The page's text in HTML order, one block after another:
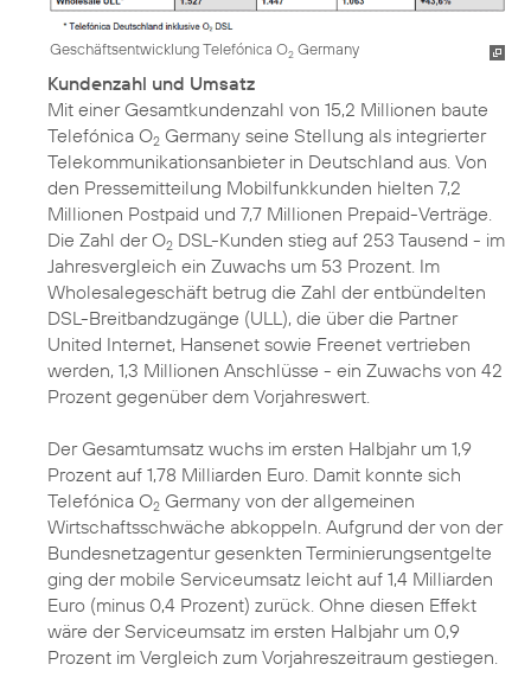
Geschäftsentwicklung Telefónica O2 Germany
Kundenzahl und Umsatz
Mit einer Gesamtkundenzahl von 15,2 Millionen baute
Telefónica O2 Germany seine Stellung als integrierter
Telekommunikationsanbieter in Deutschland aus. Von
den Pressemitteilung Mobilfunkkunden hielten 7,2
Millionen Postpaid und 7,7 Millionen Prepaid-Verträge.
Die Zahl der O2 DSL-Kunden stieg auf 253 Tausend - im
Jahresvergleich ein Zuwachs um 53 Prozent. Im
Wholesalegeschäft betrug die Zahl der entbündelten
DSL-Breitbandzugänge (ULL), die über die Partner
United Internet, Hansenet sowie Freenet vertrieben
werden, 1,3 Millionen Anschlüsse - ein Zuwachs von 42
Prozent gegenüber dem Vorjahreswert.
Der Gesamtumsatz wuchs im ersten Halbjahr um 1,9
Prozent auf 1,78 Milliarden Euro. Damit konnte sich
Telefónica O2 Germany von der allgemeinen
Wirtschaftsschwäche abkoppeln. Aufgrund der von der
Bundesnetzagentur gesenkten Terminierungsentgelte
ging der mobile Serviceumsatz leicht auf 1,4 Milliarden
Euro (minus 0,4 Prozent) zurück. Ohne diesen Effekt
wäre der Serviceumsatz im ersten Halbjahr um 0,9
Prozent im Vergleich zum Vorjahreszeitraum gestiegen.